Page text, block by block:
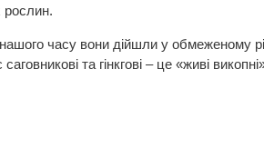
рослин.
часу вони дійшли у обмеженому
та гінкгові – це «живі